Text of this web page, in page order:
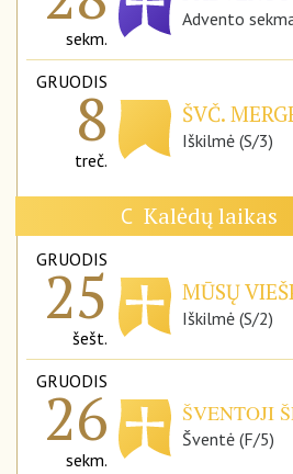
sekm.
Advento
GRUODIS
8
treč.
ŠVČ.
Iškilmė (S/3)
C Kalėdų laikas
GRUODIS
25
šešt.
MŪSŲ
Iškilmė (S/2)
GRUODIS
26
sekm.
ŠVENTOJI
Šventė (F/5)